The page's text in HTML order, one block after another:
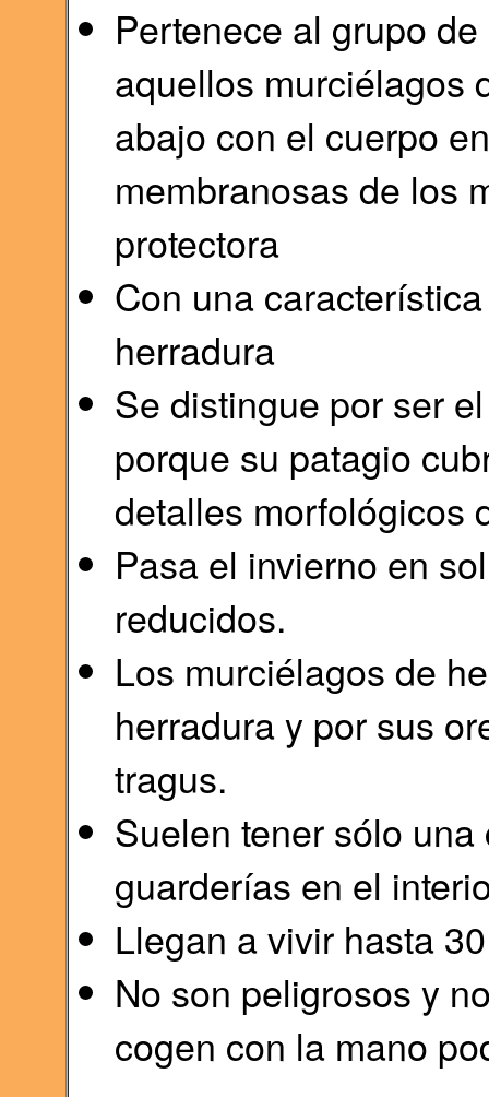
Pertenece al grupo
aquellos murciélagos
abajo con el cuerpo
membranosas de los
protectora
Con una
herradura
Se distingue por ser
porque su patagio
detalles morfológicos
Pasa el invierno en
reducidos.
Los murciélagos de
herradura y por sus
tragus.
Suelen tener sólo
guarderías en el
Llegan a vivir hasta
No son peligrosos y
cogen con la mano